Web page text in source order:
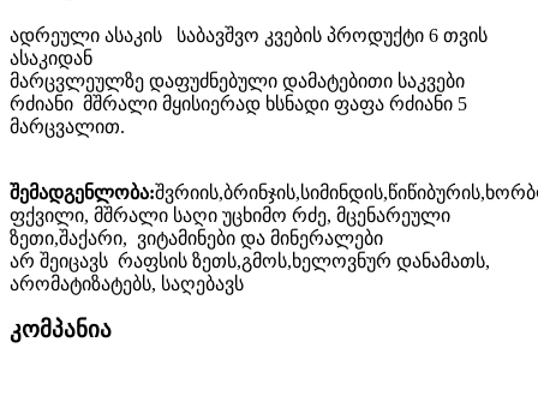
ადრეული ასაკის საბავშვო კვების პროდუქტი 6 თვის
ასაკიდან
მარცვლეულზე დაფუძნებული დამატებითი საკვები
რძიანი მშრალი მყისიერად ხსნადი ფაფა რძიანი 5
მარცვალით.
შემადგენლობა:
ფქვილი, მშრალი საღი უცხიმო რძე, მცენარეული
ზეთი,შაქარი, ვიტამინები და მინერალები
არ შეიცავს რაფსის ზეთს,გმოს,ხელოვნურ დანამათს,
არომატიზატებს, საღებავს
კომპანია